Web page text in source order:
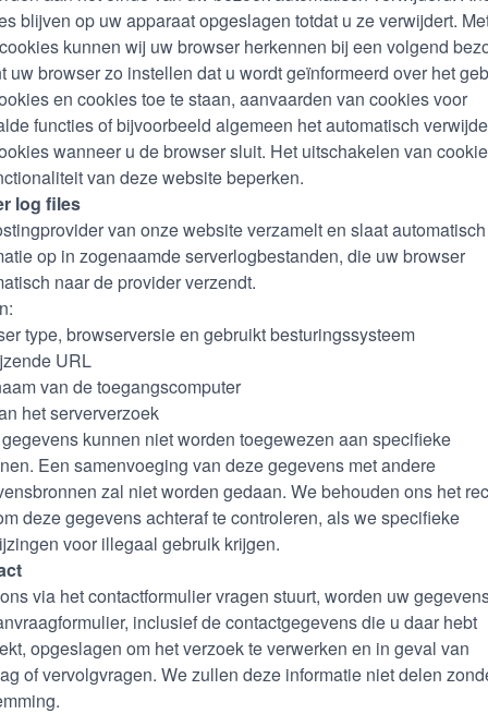
blijven op uw apparaat opgeslagen totdat u ze verwijdert.
kunnen wij uw browser herkennen bij een volgend
uw browser zo instellen dat u wordt geïnformeerd over het
en cookies toe te staan, aanvaarden van cookies voor
functies of bijvoorbeeld algemeen het automatisch
wanneer u de browser sluit. Het uitschakelen van
van deze website beperken.
log files
van onze website verzamelt en slaat automatisch
op in zogenaamde serverlogbestanden, die uw browser
naar de provider verzendt.
type, browserversie en gebruikt besturingssysteem
URL
van de toegangscomputer
het serververzoek
kunnen niet worden toegewezen aan specifieke
Een samenvoeging van deze gegevens met andere
zal niet worden gedaan. We behouden ons het
deze gegevens achteraf te controleren, als we specifieke
voor illegaal gebruik krijgen.
via het contactformulier vragen stuurt, worden uw
inclusief de contactgegevens die u daar hebt
opgeslagen om het verzoek te verwerken en in geval van
of vervolgvragen. We zullen deze informatie niet delen